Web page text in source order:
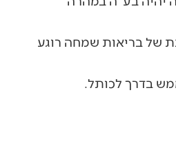
של בריאות שמחה רוגע
בדרך לכותל.